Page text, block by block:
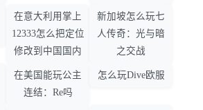
在意大利用掌上
12333怎么把定位
修改到中国国内
新加坡怎么玩七
人传奇：光与暗
之交战
在美国能玩公主
连结：Re吗
怎么玩Dive欧服